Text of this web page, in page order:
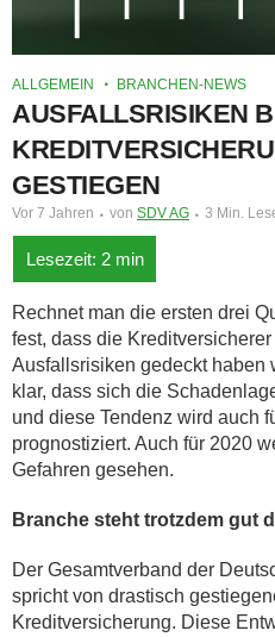
ALLGEMEIN BRANCHEN-NEWS
AUSFALLSRISIKEN
GESTIEGEN
Vor 7 Jahren von SDV AG 3 Min.
Rechnet man die ersten drei
fest, dass die
Ausfallsrisiken gedeckt haben
klar, dass sich die
und diese Tendenz wird auch
prognostiziert. Auch für 2020
Gefahren gesehen.
Branche steht trotzdem gut
Der Gesamtverband der
spricht von drastisch
Kreditversicherung. Diese